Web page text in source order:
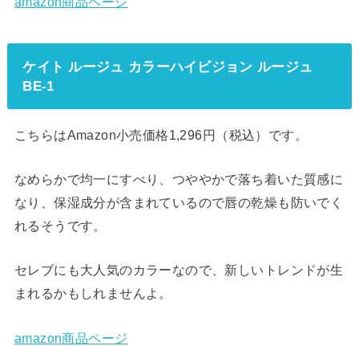
ケイト ルージュ カラーハイビジョン ルージュ
BE-1
こちらはAmazon小売価格1,296円（税込）です。
なめらかで均一にすべり、つややかで落ち着いた質感に
なり、保湿成分が含まれているので唇の乾燥も防いでく
れるそうです。
セレブにも大人気のカラーなので、新しいトレンドが生
まれるかもしれませんよ。
amazon商品ページ